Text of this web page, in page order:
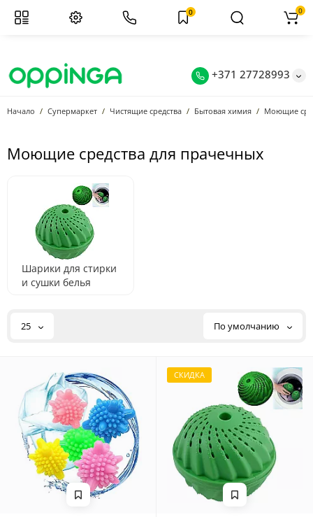
+371 27728993
0 0
Начало Супермаркет Чистящие средства Бытовая химия Моющие
Моющие средства для прачечных
Шарики для стирки
и сушки белья
25 По умолчанию
СКИДКА